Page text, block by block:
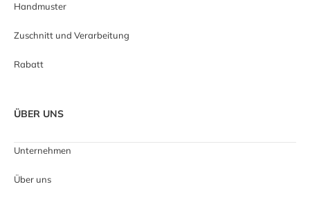
Handmuster
Zuschnitt und Verarbeitung
Rabatt
ÜBER UNS
Unternehmen
Über uns